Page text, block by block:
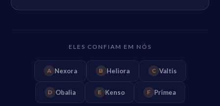
ELES CONFIAM EM NÓS
A Nexora B Heliora C Valtis
D Obalia E Kenso F Primea